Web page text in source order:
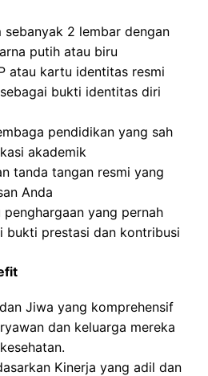
2 lembar dengan
putih atau biru
atau kartu identitas resmi
bukti identitas diri
pendidikan yang sah
akademik
tanda tangan resmi yang
Anda
yang pernah
bukti prestasi dan kontribusi
Jiwa yang komprehensif
dan keluarga mereka
Kinerja yang adil dan